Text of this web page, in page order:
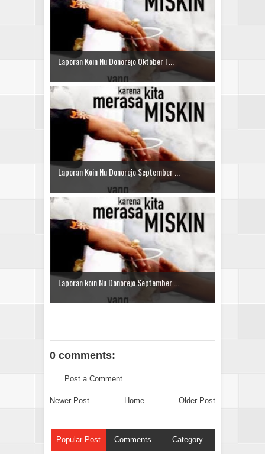
Laporan Koin Nu Donorejo Oktober I ...
Laporan Koin Nu Donorejo September ...
Laporan koin Nu Donorejo September ...
0 comments:
Post a Comment
Newer Post Older Post
Home
Popular Post Comments Category